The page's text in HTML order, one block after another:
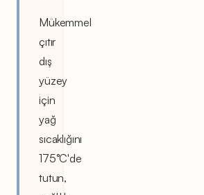
Mükemmel
çıtır
dış
yüzey
için
yağ
sıcaklığını
175°C'de
tutun,